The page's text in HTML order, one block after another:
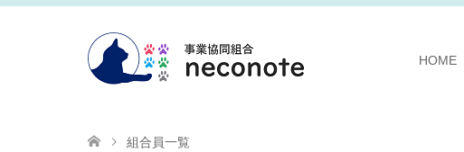
HOME
組合員一覧